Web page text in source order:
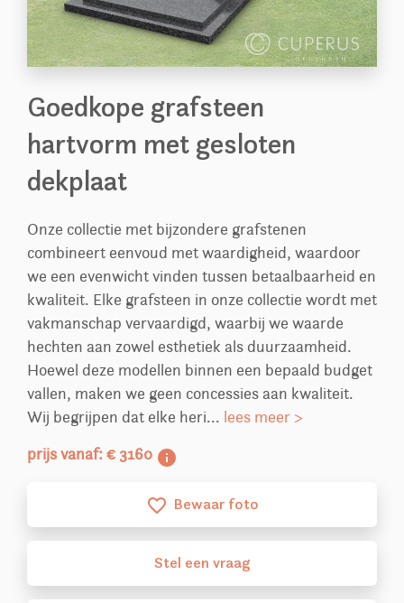
Goedkope grafsteen
hartvorm met gesloten
dekplaat
Onze collectie met bijzondere grafstenen
combineert eenvoud met waardigheid, waardoor
we een evenwicht vinden tussen betaalbaarheid en
kwaliteit. Elke grafsteen in onze collectie wordt met
vakmanschap vervaardigd, waarbij we waarde
hechten aan zowel esthetiek als duurzaamheid.
Hoewel deze modellen binnen een bepaald budget
vallen, maken we geen concessies aan kwaliteit.
Wij begrijpen dat elke heri... lees meer >
prijs vanaf: € 3160 info
favorite_border Bewaar foto
Stel een vraag